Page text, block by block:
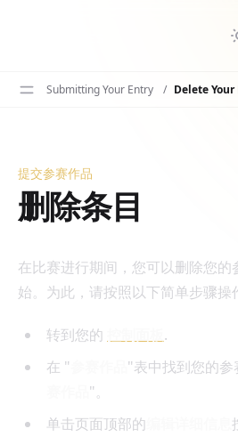
Submitting Your Entry / Delete
删除条目
提交参赛作品
删除条目
在比赛进行期间，您可以删除您
始。为此，请按照以下简单步骤操
转到您的
.
在 "
"表中找到您的
"。
单击页面顶部的